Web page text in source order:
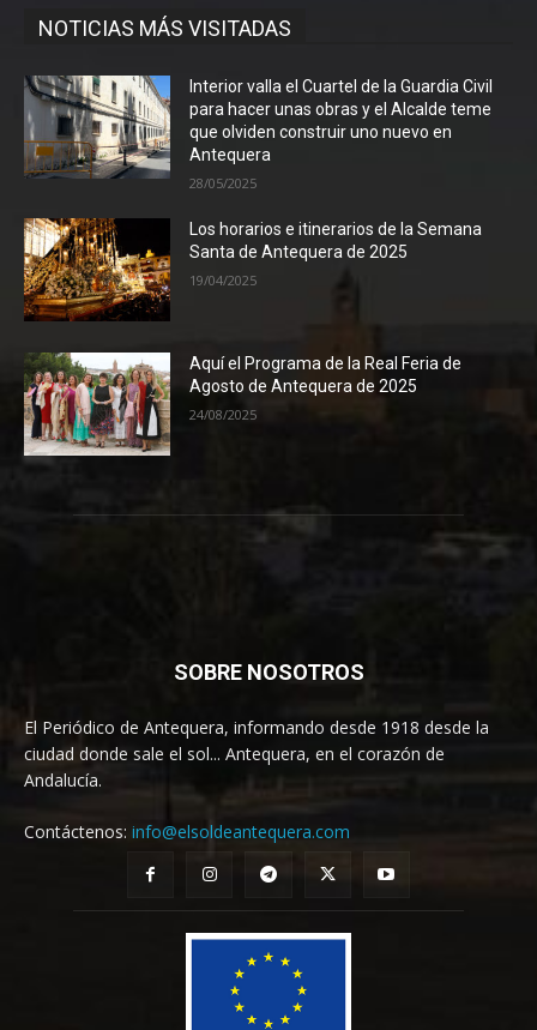
NOTICIAS MÁS VISITADAS
Interior valla el Cuartel de la Guardia Civil
para hacer unas obras y el Alcalde teme
que olviden construir uno nuevo en
Antequera
28/05/2025
Los horarios e itinerarios de la Semana
Santa de Antequera de 2025
19/04/2025
Aquí el Programa de la Real Feria de
Agosto de Antequera de 2025
24/08/2025
SOBRE NOSOTROS
El Periódico de Antequera, informando desde 1918 desde la
ciudad donde sale el sol... Antequera, en el corazón de
Andalucía.
Contáctenos: info@elsoldeantequera.com